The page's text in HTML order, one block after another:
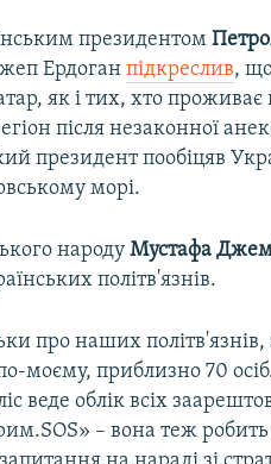
президентом
Ердоганпідкреслив,
як і тих, хто проживає
після незаконної
президент пообіцяв
морі.
народуМустафа
політв'язнів.
про наших
моєму, приблизно 70
веде облік всіх
– вона теж